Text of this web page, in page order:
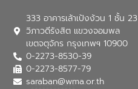
333 อาคารเล้าเป้งง้วน 1 ชั้น 23
วิภาวดีรังสิต แขวงจอมพล
เขตจตุจักร กรุงเทพฯ 10900
0-2273-8530-39
0-2273-8577-79
saraban@wma.or.th